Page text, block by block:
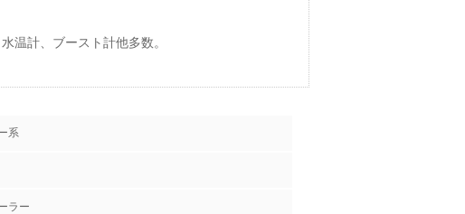
温計、ブースト計他多数。
系
ラー